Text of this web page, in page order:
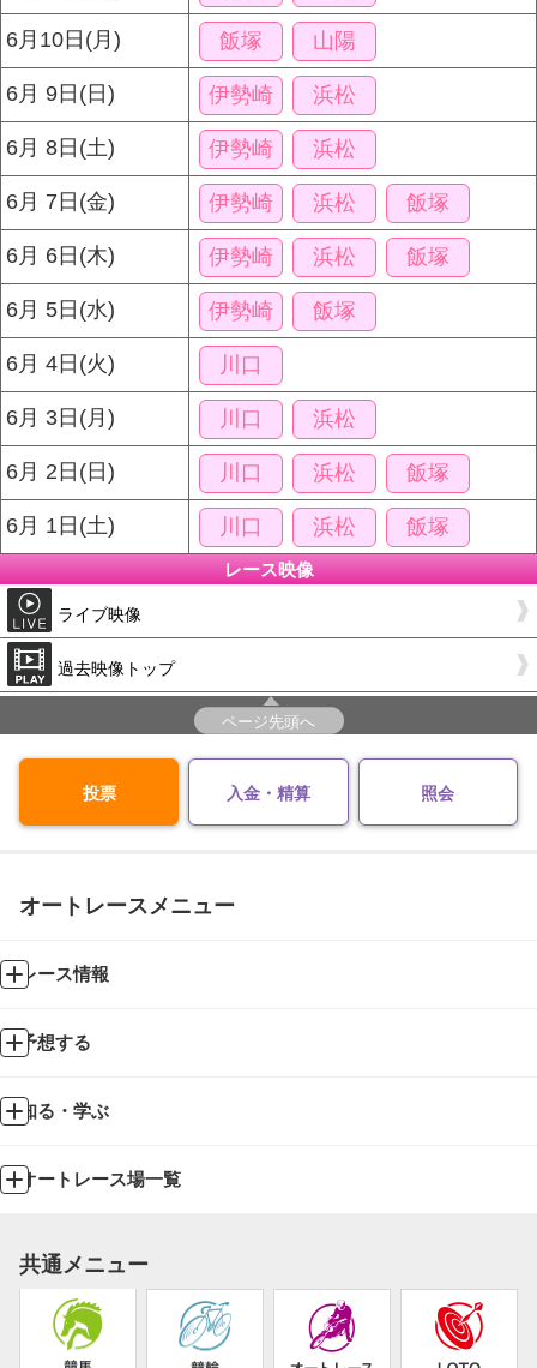
6月10日(月) 飯塚 山陽
6月 9日(日) 伊勢崎 浜松
6月 8日(土) 伊勢崎 浜松
6月 7日(金) 伊勢崎 浜松 飯塚
6月 6日(木) 伊勢崎 浜松 飯塚
6月 5日(水) 伊勢崎 飯塚
6月 4日(火) 川口
6月 3日(月) 川口 浜松
6月 2日(日) 川口 浜松 飯塚
6月 1日(土) 川口 浜松 飯塚
レース映像
ライブ映像
過去映像トップ
ページ先頭へ
投票 入金・精算 照会
オートレースメニュー
レース情報
予想する
知る・学ぶ
オートレース場一覧
共通メニュー